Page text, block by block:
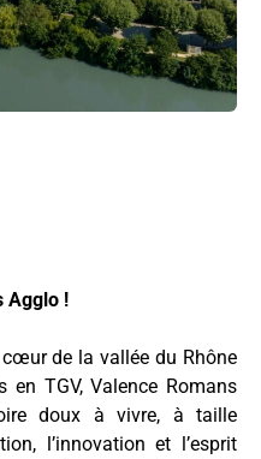
Agglo !
cœur de la vallée du Rhône
TGV, Valence Romans
doux à vivre, à taille
l’innovation et l’esprit